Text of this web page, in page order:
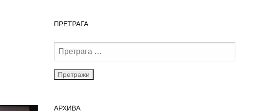
ПРЕТРАГА
АРХИВА